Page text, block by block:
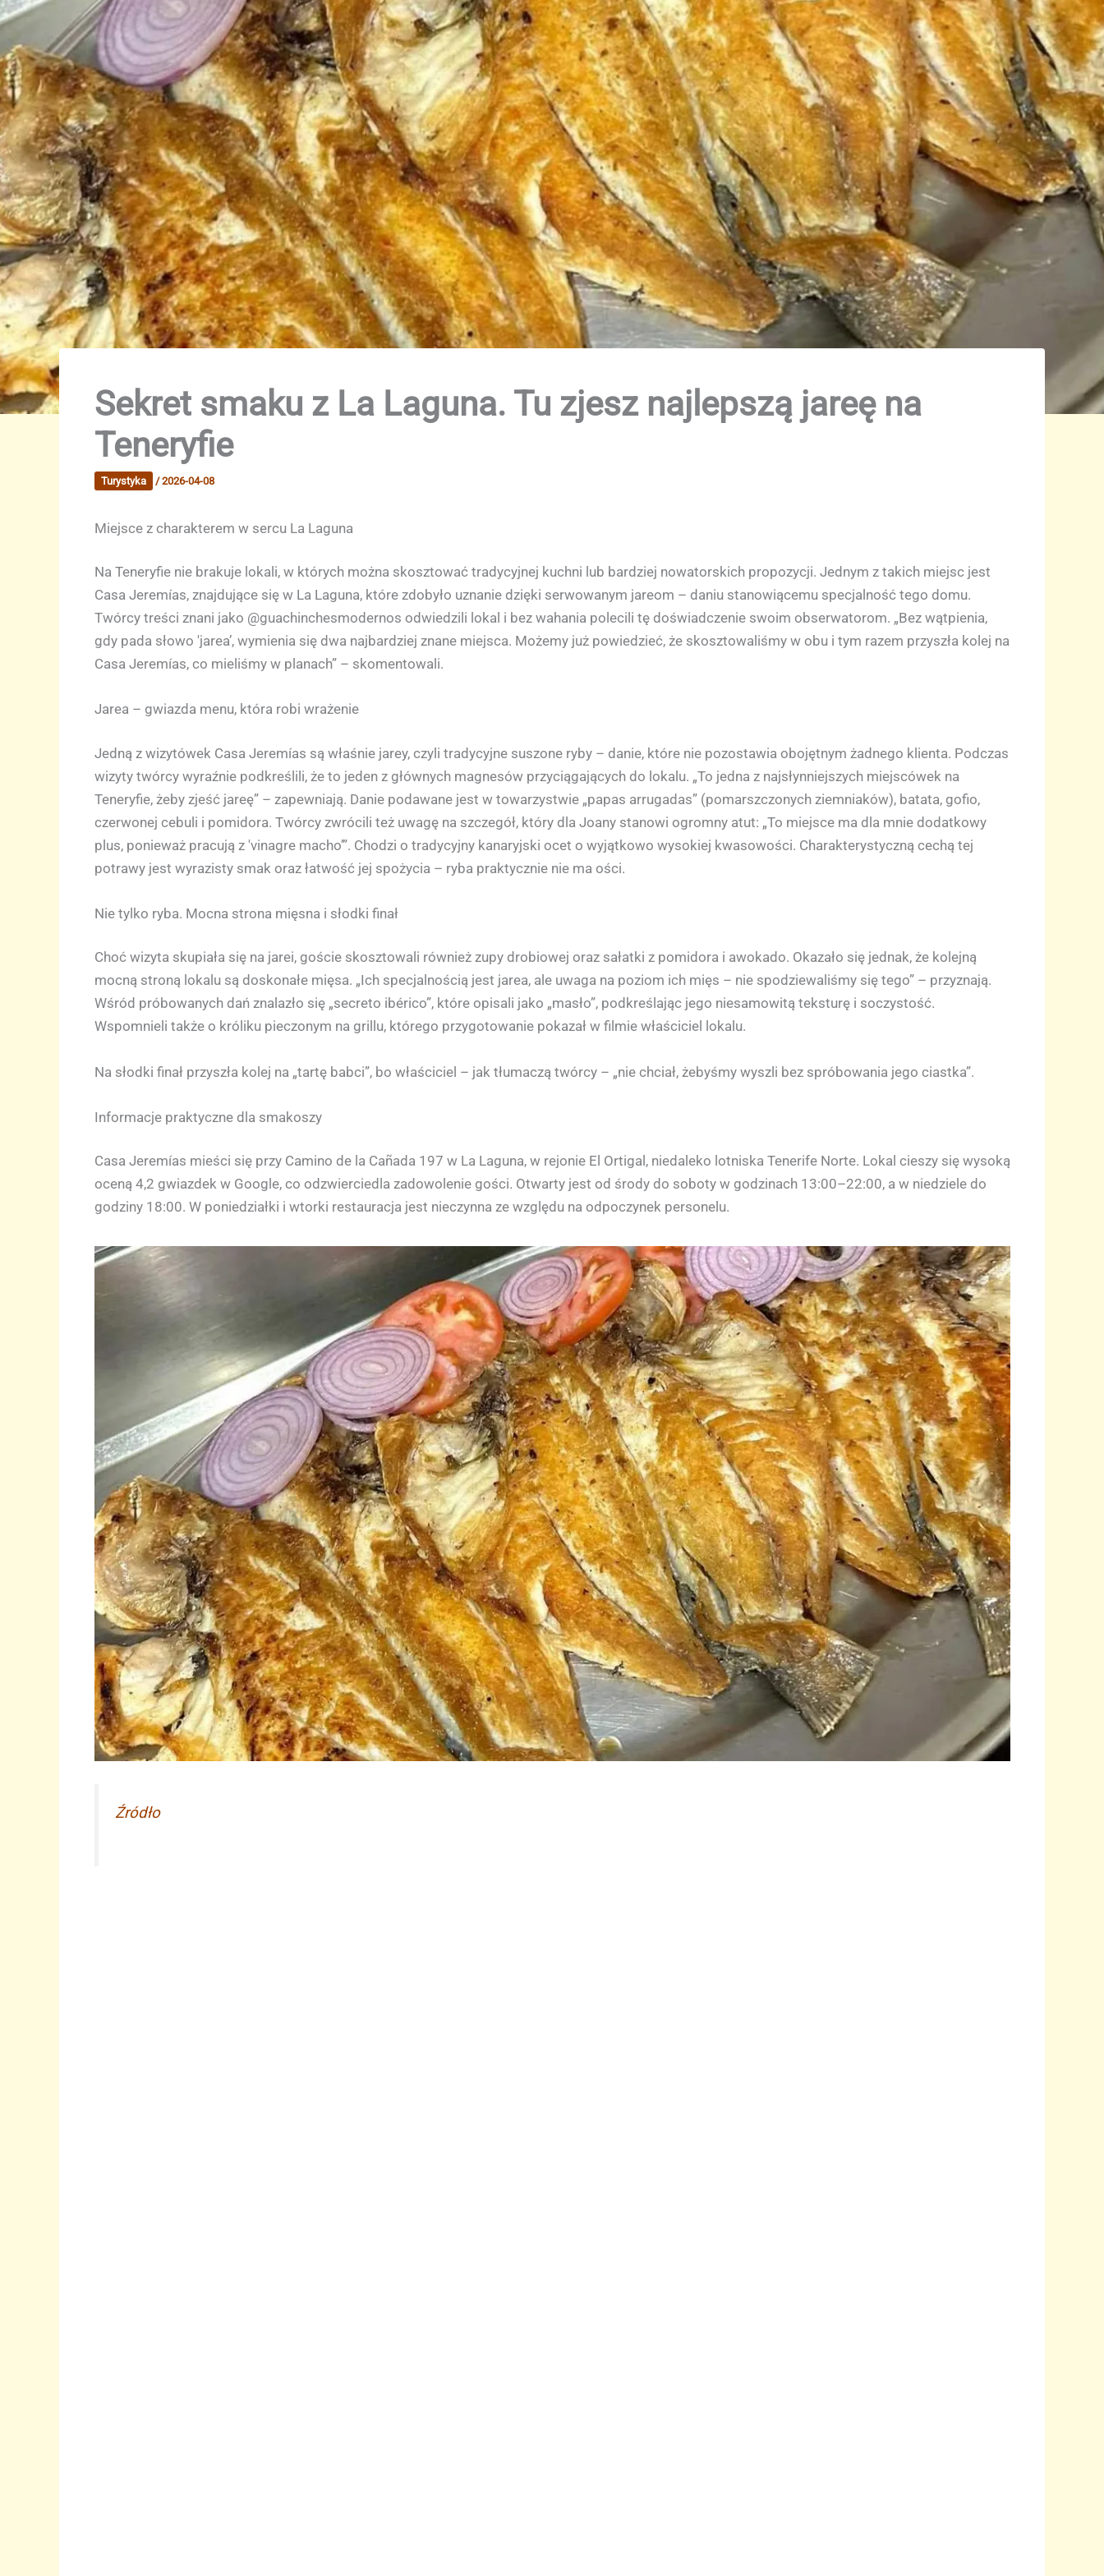
Sekret smaku z La Laguna. Tu zjesz najlepszą jareę na
Teneryfie
Turystyka /2026-04-08
Miejsce z charakterem w sercu La Laguna
Na Teneryfie nie brakuje lokali, w których można skosztować tradycyjnej kuchni lub bardziej nowatorskich propozycji. Jednym z takich miejsc jest
Casa Jeremías, znajdujące się w La Laguna, które zdobyło uznanie dzięki serwowanym jareom – daniu stanowiącemu specjalność tego domu.
Twórcy treści znani jako @guachinchesmodernos odwiedzili lokal i bez wahania polecili tę doświadczenie swoim obserwatorom. „Bez wątpienia,
gdy pada słowo 'jarea’, wymienia się dwa najbardziej znane miejsca. Możemy już powiedzieć, że skosztowaliśmy w obu i tym razem przyszła kolej na
Casa Jeremías, co mieliśmy w planach” – skomentowali.
Jarea – gwiazda menu, która robi wrażenie
Jedną z wizytówek Casa Jeremías są właśnie jarey, czyli tradycyjne suszone ryby – danie, które nie pozostawia obojętnym żadnego klienta. Podczas
wizyty twórcy wyraźnie podkreślili, że to jeden z głównych magnesów przyciągających do lokalu. „To jedna z najsłynniejszych miejscówek na
Teneryfie, żeby zjeść jareę” – zapewniają. Danie podawane jest w towarzystwie „papas arrugadas” (pomarszczonych ziemniaków), batata, gofio,
czerwonej cebuli i pomidora. Twórcy zwrócili też uwagę na szczegół, który dla Joany stanowi ogromny atut: „To miejsce ma dla mnie dodatkowy
plus, ponieważ pracują z 'vinagre macho’”. Chodzi o tradycyjny kanaryjski ocet o wyjątkowo wysokiej kwasowości. Charakterystyczną cechą tej
potrawy jest wyrazisty smak oraz łatwość jej spożycia – ryba praktycznie nie ma ości.
Nie tylko ryba. Mocna strona mięsna i słodki finał
Choć wizyta skupiała się na jarei, goście skosztowali również zupy drobiowej oraz sałatki z pomidora i awokado. Okazało się jednak, że kolejną
mocną stroną lokalu są doskonałe mięsa. „Ich specjalnością jest jarea, ale uwaga na poziom ich mięs – nie spodziewaliśmy się tego” – przyznają.
Wśród próbowanych dań znalazło się „secreto ibérico”, które opisali jako „masło”, podkreślając jego niesamowitą teksturę i soczystość.
Wspomnieli także o króliku pieczonym na grillu, którego przygotowanie pokazał w filmie właściciel lokalu.
Na słodki finał przyszła kolej na „tartę babci”, bo właściciel – jak tłumaczą twórcy – „nie chciał, żebyśmy wyszli bez spróbowania jego ciastka”.
Informacje praktyczne dla smakoszy
Casa Jeremías mieści się przy Camino de la Cañada 197 w La Laguna, w rejonie El Ortigal, niedaleko lotniska Tenerife Norte. Lokal cieszy się wysoką
oceną 4,2 gwiazdek w Google, co odzwierciedla zadowolenie gości. Otwarty jest od środy do soboty w godzinach 13:00–22:00, a w niedziele do
godziny 18:00. W poniedziałki i wtorki restauracja jest nieczynna ze względu na odpoczynek personelu.
Źródło